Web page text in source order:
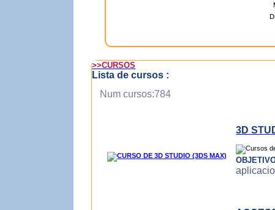
>>CURSOS
Lista de cursos :
Num cursos:784
3D